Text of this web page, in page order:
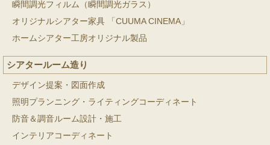
瞬間調光フィルム（瞬間調光ガラス）
オリジナルシアター家具 「CUUMA CINEMA」
ホームシアター工房オリジナル製品
シアタールーム造り
デザイン提案・図面作成
照明プランニング・ライティングコーディネート
防音＆調音ルーム設計・施工
インテリアコーディネート